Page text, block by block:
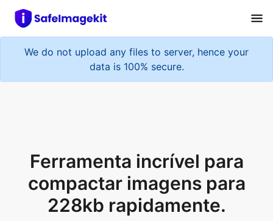
We do not upload any files to server, hence your
data is 100% secure.
228kb rapidamente.
Melhor compressor de imagem online.